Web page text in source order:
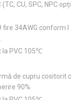
CU, SPC, NPC opți
34AWG conform I
la PVC 105℃
de cupru cositorit c
90%